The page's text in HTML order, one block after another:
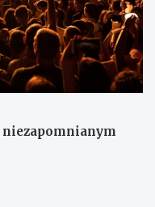
niezapomnianym